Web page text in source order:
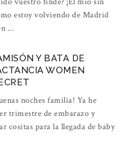
estoy volviendo de Madrid
...
Y BATA DE
WOMEN
noches familia! Ya he
trimestre de embarazo y
cositas para la llegada de baby